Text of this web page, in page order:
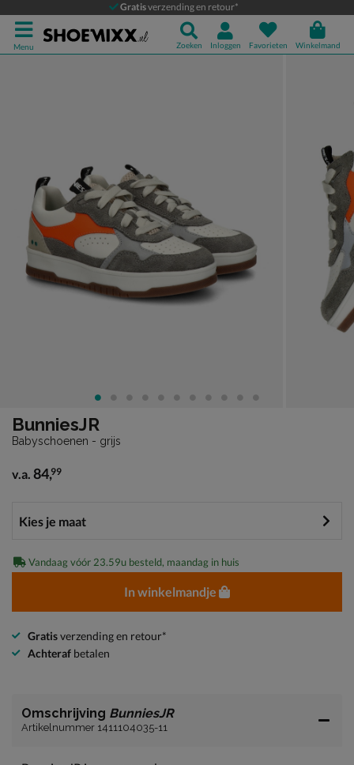
Gratisverzending en retour*
Menu Zoeken Inloggen Favorieten Winkelmand
BunniesJR
Babyschoenen
BunniesJR
Babyschoenen - grijs
vanaf € 84,99
v.a. 84,99
Vandaag vóór 23.59u besteld, maandag in huis
In winkelmandje
Gratisverzending en retour*
Achteraf betalen
Omschrijving BunniesJR
Artikelnummer 1411104035-11